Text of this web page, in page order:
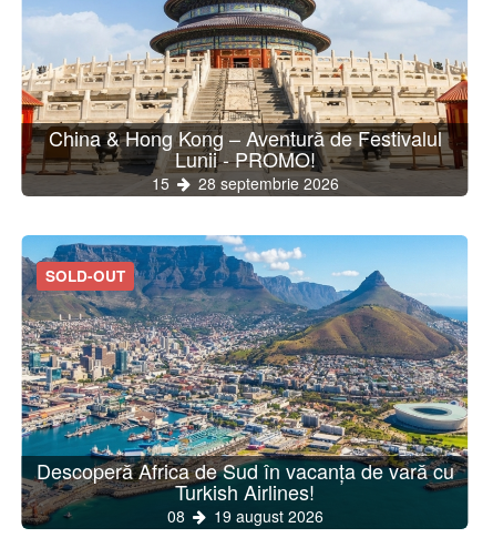
China & Hong Kong – Aventură de Festivalul
Lunii - PROMO!
15 28 septembrie 2026
SOLD-OUT
Descoperă Africa de Sud în vacanța de vară cu
Turkish Airlines!
08 19 august 2026